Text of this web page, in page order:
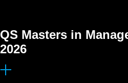
QS Masters in
2026